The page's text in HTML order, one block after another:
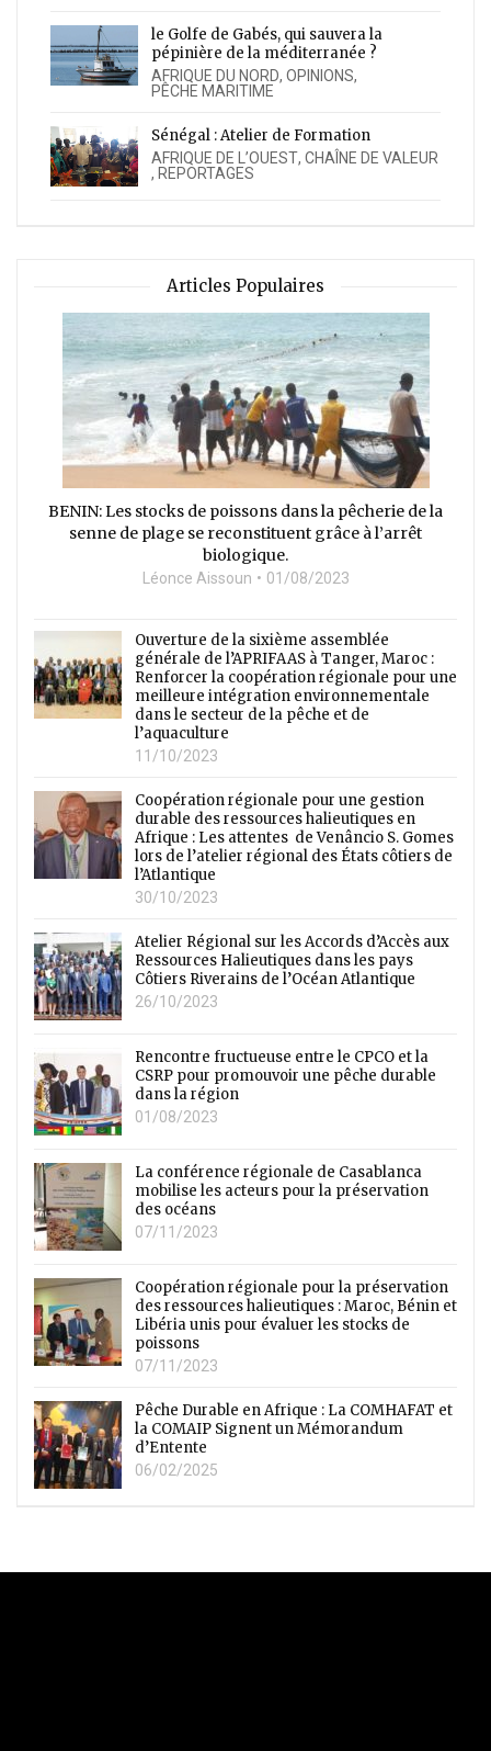
le Golfe de Gabés, qui sauvera la
pépinière de la méditerranée ?
AFRIQUE DU NORD, OPINIONS,
PÊCHE MARITIME
Sénégal : Atelier de Formation
AFRIQUE DE L’OUEST, CHAÎNE DE VALEUR
, REPORTAGES
Articles Populaires
BENIN: Les stocks de poissons dans la pêcherie de la
senne de plage se reconstituent grâce à l’arrêt
biologique.
Léonce Aissoun 01/08/2023
Ouverture de la sixième assemblée
générale de l’APRIFAAS à Tanger, Maroc :
Renforcer la coopération régionale pour une
meilleure intégration environnementale
dans le secteur de la pêche et de
l’aquaculture
11/10/2023
Coopération régionale pour une gestion
durable des ressources halieutiques en
Afrique : Les attentes de Venâncio S. Gomes
lors de l’atelier régional des États côtiers de
l’Atlantique
30/10/2023
Atelier Régional sur les Accords d’Accès aux
Ressources Halieutiques dans les pays
Côtiers Riverains de l’Océan Atlantique
26/10/2023
Rencontre fructueuse entre le CPCO et la
CSRP pour promouvoir une pêche durable
dans la région
01/08/2023
La conférence régionale de Casablanca
mobilise les acteurs pour la préservation
des océans
07/11/2023
Coopération régionale pour la préservation
des ressources halieutiques : Maroc, Bénin et
Libéria unis pour évaluer les stocks de
poissons
07/11/2023
Pêche Durable en Afrique : La COMHAFAT et
la COMAIP Signent un Mémorandum
d’Entente
06/02/2025